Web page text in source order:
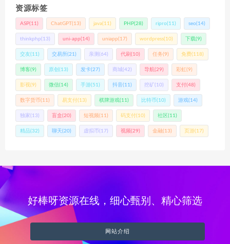
资源标签
ASP(11) ChatGPT(13) java(11) PHP(28) ripro(11) seo(14)
thinkphp(13) uni-app(14) uniapp(17) wordpress(10) 下载(9)
交友(11) 交易所(21) 亲测 (64) 代刷 (10) 任务(9) 免费(118)
博客(9) 原创 (13) 发卡(27) 商城(42) 导航(29) 彩虹(9)
影视(9) 微信(14) 手游(51) 抖音(11) 挖矿(10) 支付(48)
数字货币(11) 易支付(13) 棋牌游戏(11) 比特币(10) 游戏(14)
独家(13) 盲盒(20) 短视频(11) 码支付(10) 社区(11)
精品(32) 聊天(20) 虚拟币(17) 视频(29) 金融(13) 页游(17)
好棒呀资源在线，细心甄别、精心筛选
网站介绍